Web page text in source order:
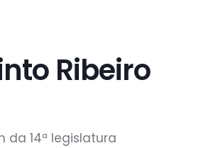
Ribeiro
da 14ª legislatura